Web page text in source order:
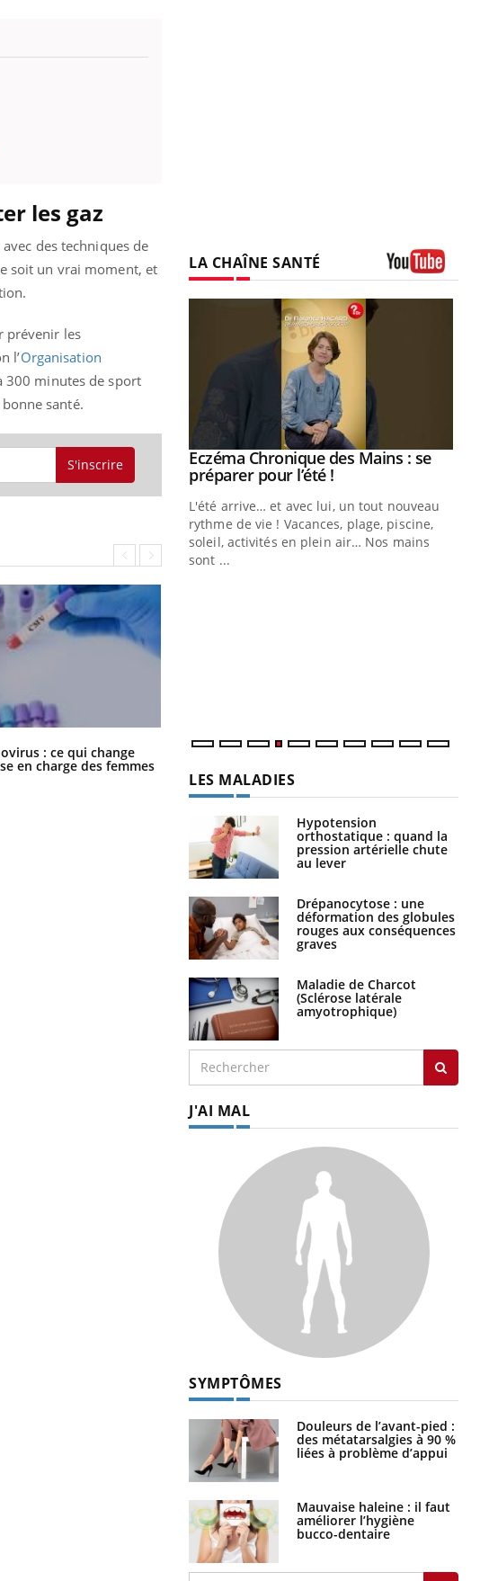
les gaz
des techniques de
soit un vrai moment, et
prévenir les
l’Organisation
300 minutes de sport
santé.
S'inscrire
: ce qui change
en charge des femmes
La sieste empêche-t-elle de dormir
LA CHAÎNE SANTÉ
Youtube
Eczéma Chronique des Mains : se
préparer pour l’été !Youtube
L'été arrive… et avec lui, un tout nouveau
rythme de vie ! Vacances, plage, piscine,
soleil, activités en plein air… Nos mains
sont ...
LES MALADIES
Hypotension
orthostatique : quand la
pression artérielle chute
au lever
Drépanocytose : une
déformation des globules
rouges aux conséquences
graves
Maladie de Charcot
(Sclérose latérale
amyotrophique)
J'AI MAL
SYMPTÔMES
Douleurs de l’avant-pied :
des métatarsalgies à 90 %
liées à problème d’appui
Mauvaise haleine : il faut
améliorer l’hygiène
bucco-dentaire